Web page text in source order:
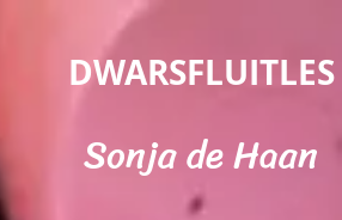
DWARSFLUITLES
Sonja de Haan